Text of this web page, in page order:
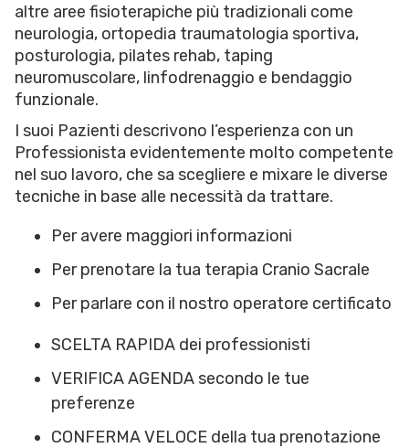
altre aree fisioterapiche più tradizionali come
neurologia, ortopedia traumatologia sportiva,
posturologia, pilates rehab, taping
neuromuscolare, linfodrenaggio e bendaggio
funzionale.
I suoi Pazienti descrivono l’esperienza con un
Professionista evidentemente molto competente
nel suo lavoro, che sa scegliere e mixare le diverse
tecniche in base alle necessità da trattare.
Per avere maggiori informazioni
Per prenotare la tua terapia Cranio Sacrale
Per parlare con il nostro operatore certificato
SCELTA RAPIDA dei professionisti
VERIFICA AGENDA secondo le tue
preferenze
CONFERMA VELOCE della tua prenotazione